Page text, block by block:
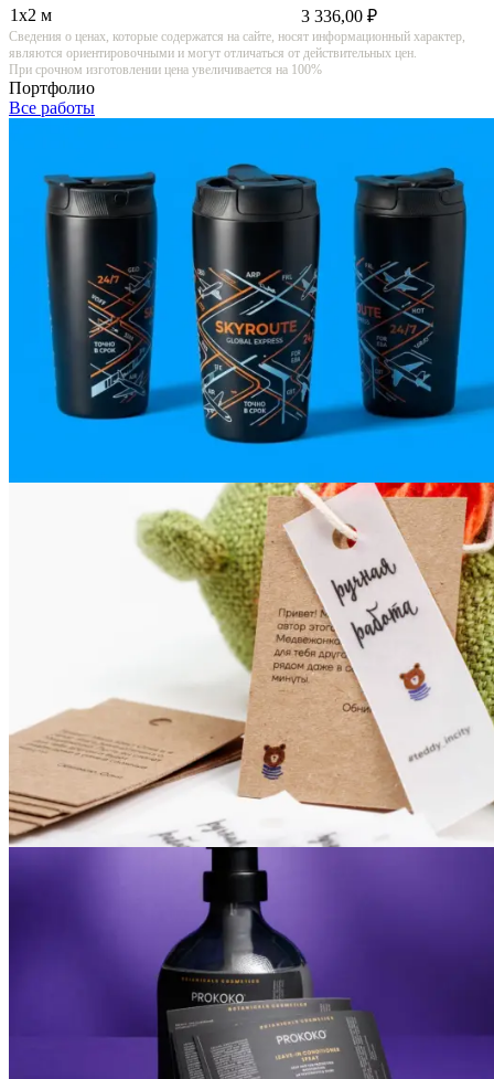
1х2 м
3 336,00 ₽
Сведения о ценах, которые содержатся на сайте, носят информационный характер,
являются ориентировочными и могут отличаться от действительных цен.
При срочном изготовлении цена увеличивается на 100%
Портфолио
Все работы